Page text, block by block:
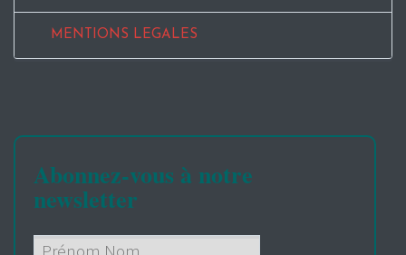
MENTIONS LEGALES
Abonnez-vous à notre
newsletter